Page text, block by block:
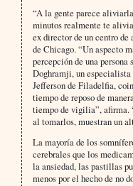
“A la gente parece
minutos realmente te
ex director de un centro
de Chicago. “Un aspecto
percepción de una
Doghramji, un
Jefferson de Filadelfia,
tiempo de reposo de
tiempo de vigilia”, afirma.
al tomarlos, muestran un
La mayoría de los
cerebrales que los
la ansiedad, las pastillas
menos por el hecho de no